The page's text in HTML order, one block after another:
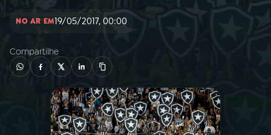
02A RÁDIO
03PROGRAMAÇÃO
PROGRAMAS
NO AR EM19/05/2017, 00:00
Compartilhe